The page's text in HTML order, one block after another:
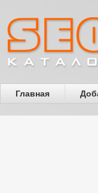
Главная